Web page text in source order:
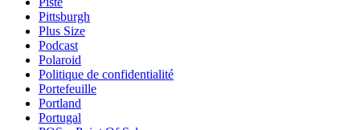
Pittsburgh
Plus Size
Podcast
Polaroid
Politique de confidentialité
Portefeuille
Portland
Portugal